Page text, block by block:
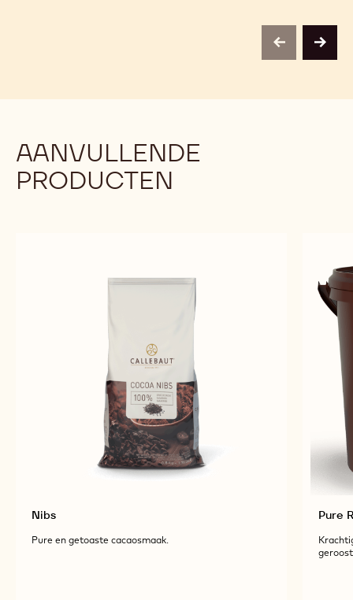
previousnext
AANVULLENDE
PRODUCTEN
Nibs
Pure en getoaste cacaosmaak.
Pure